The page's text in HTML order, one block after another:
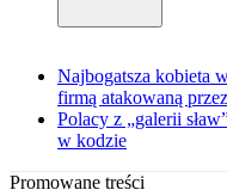
Najbogatsza kobieta
firmą atakowaną
Polacy z „galerii
w kodzie
Promowane treści